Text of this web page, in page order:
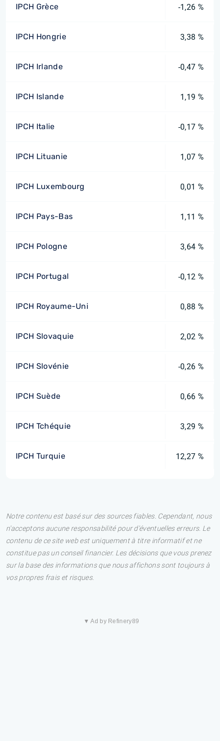
IPCH Grèce -1,26 %
IPCH Hongrie 3,38 %
IPCH Irlande -0,47 %
IPCH Islande 1,19 %
IPCH Italie -0,17 %
IPCH Lituanie 1,07 %
IPCH Luxembourg 0,01 %
IPCH Pays-Bas 1,11 %
IPCH Pologne 3,64 %
IPCH Portugal -0,12 %
IPCH Royaume-Uni 0,88 %
IPCH Slovaquie 2,02 %
IPCH Slovénie -0,26 %
IPCH Suède 0,66 %
IPCH Tchéquie 3,29 %
IPCH Turquie 12,27 %
Notre contenu est basé sur des sources fiables. Cependant, nous
n'acceptons aucune responsabilité pour d'éventuelles erreurs. Le
contenu de ce site web est uniquement à titre informatif et ne
constitue pas un conseil financier. Les décisions que vous prenez
sur la base des informations que nous affichons sont toujours à
vos propres frais et risques.
▼ Ad by Refinery89